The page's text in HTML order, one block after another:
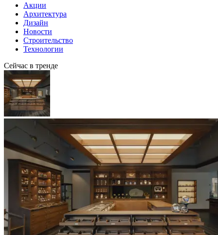
Акции
Архитектура
Дизайн
Новости
Строительство
Технологии
Сейчас в тренде